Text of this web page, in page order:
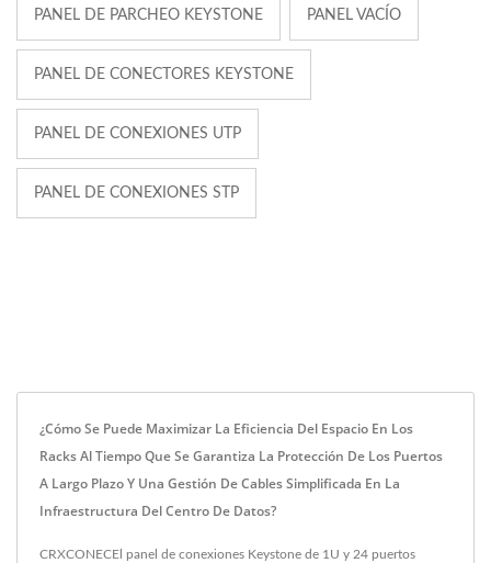
PANEL DE PARCHEO KEYSTONE PANEL VACÍO
PANEL DE CONECTORES KEYSTONE
PANEL DE CONEXIONES UTP
PANEL DE CONEXIONES STP
¿Cómo Se Puede Maximizar La Eficiencia Del Espacio En Los
Racks Al Tiempo Que Se Garantiza La Protección De Los Puertos
A Largo Plazo Y Una Gestión De Cables Simplificada En La
Infraestructura Del Centro De Datos?
CRXCONECEl panel de conexiones Keystone de 1U y 24 puertos